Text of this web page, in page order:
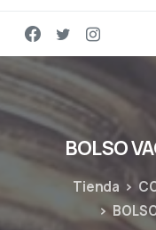
BOLSO
Tienda